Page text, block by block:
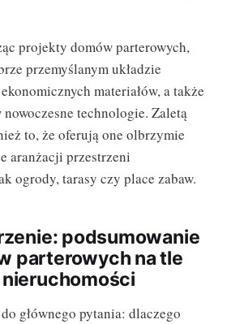
projekty domów parterowych,
przemyślanym układzie
materiałów, a także
technologie. Zaletą
to, że oferują one olbrzymie
aranżacji przestrzeni
ogrody, tarasy czy place zabaw.
podsumowanie
parterowych na tle
głównego pytania: dlaczego